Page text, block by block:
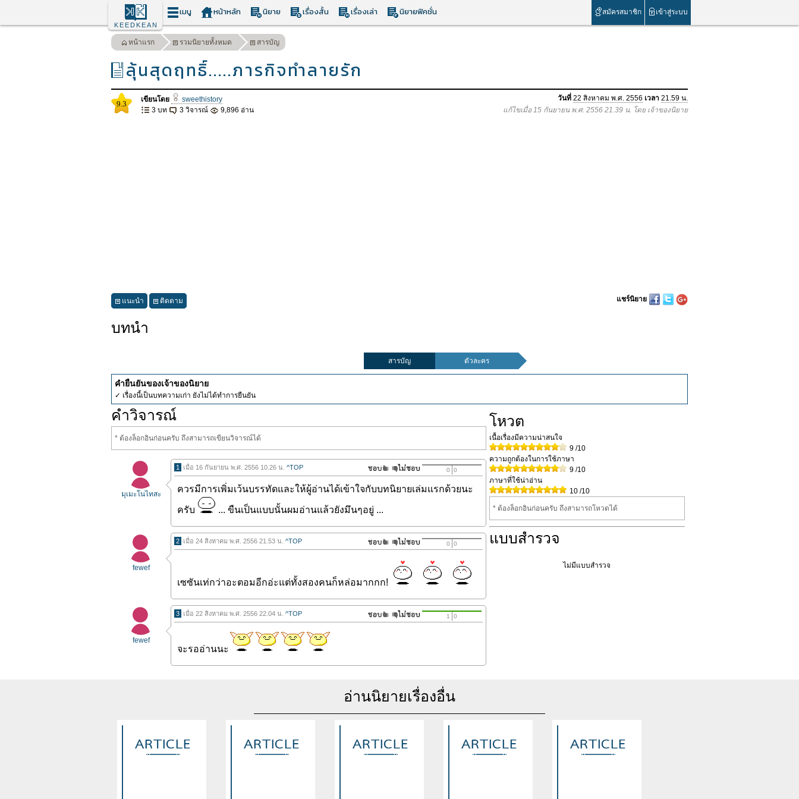
KEEDKEAN
เมนู หน้าหลัก นิยาย เรื่องสั้น เรื่องเล่า นิยายฟิคชั่น สมัครสมาชิก เข้าสู่ระบบ
หน้าแรก รวมนิยายทั้งหมด สารบัญ
ลุ้นสุดฤทธิ์.....ภารกิจทำลายรัก
9.3 เขียนโดย sweethistory วันที่ 22 สิงหาคม พ.ศ. 2556 เวลา 21.59 น.
3 บท
3 วิจารณ์ 9,896 อ่าน แก้ไขเมื่อ 15 กันยายน พ.ศ. 2556 21.39 น. โดย เจ้าของนิยาย
แนะนำ ติดตาม แชร์นิยาย
บทนำ
สารบัญ ตัวละคร
คำยืนยันของเจ้าของนิยาย
✓ เรื่องนี้เป็นบทความเก่า ยังไม่ได้ทำการยืนยัน
คำวิจารณ์
* ต้องล็อกอินก่อนครับ ถึงสามารถเขียนวิจารณ์ได้
มุเมะโนไทสะ
1 เมื่อ 16 กันยายน พ.ศ. 2556 10.26 น. ^TOP 0 0
ควรมีการเพิ่มเว้นบรรทัดและให้ผู้อ่านได้เข้าใจกับบทนิยายเล่มแรกด้วยนะ
ครับ ... ขืนเป็นแบบนั้นผมอ่านแล้วยังมึนๆอยู่ ...
fewef
2 เมื่อ 24 สิงหาคม พ.ศ. 2556 21.53 น. ^TOP 0 0
เซซันเท่กว่าอะตอมอีกอ่ะแต่ทั้งสองคนก็หล่อมากกก!
fewef
3 เมื่อ 22 สิงหาคม พ.ศ. 2556 22.04 น. ^TOP 1 0
จะรออ่านนะ
โหวต
เนื้อเรื่องมีความน่าสนใจ
9/10
ความถูกต้องในการใช้ภาษา
9/10
ภาษาที่ใช้น่าอ่าน
10/10
* ต้องล็อกอินก่อนครับ ถึงสามารถโหวดได้
แบบสำรวจ
ไม่มีแบบสำรวจ
อ่านนิยายเรื่องอื่น